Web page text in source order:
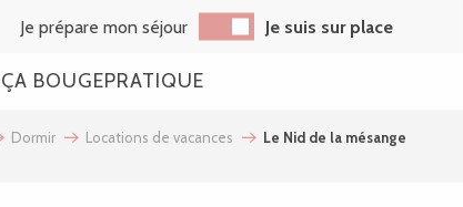
Je prépare mon séjour Je suis sur place
ÇA BOUGEPRATIQUE
Dormir Locations de vacances Le Nid de la mésange